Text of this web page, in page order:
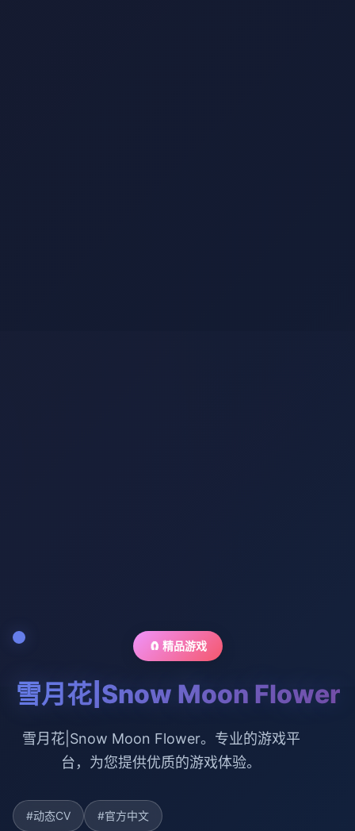
🧲 精品游戏
雪月花|Snow Moon Flower
雪月花|Snow Moon Flower。专业的游戏平
台，为您提供优质的游戏体验。
#动态CV #官方中文